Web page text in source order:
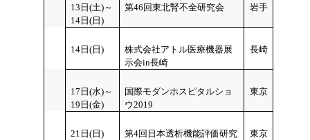
13日(土)～
14日(日)
第46回東北腎不全研究会 岩手
14日(日)
株式会社アトル医療機器展
示会in長崎
長崎
17日(水)～
19日(金)
国際モダンホスピタルショ
ウ2019
東京
21日(日)
第4回日本透析機能評価研究
東京